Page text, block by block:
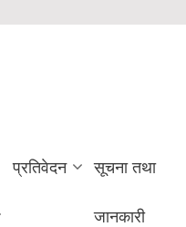
प्रतिवेदन सूचना तथा
जानकारी